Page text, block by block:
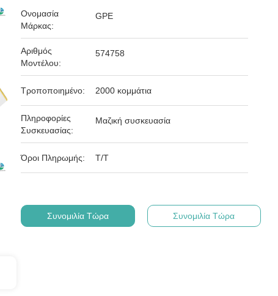
Ονομασία
Μάρκας:
GPE
Αριθμός
Μοντέλου:
574758
Τροποποιημένο: 2000 κομμάτια
Πληροφορίες
Συσκευασίας:
Μαζική συσκευασία
Όροι Πληρωμής: Τ/Τ
Συνομιλία Τώρα Συνομιλία Τώρα